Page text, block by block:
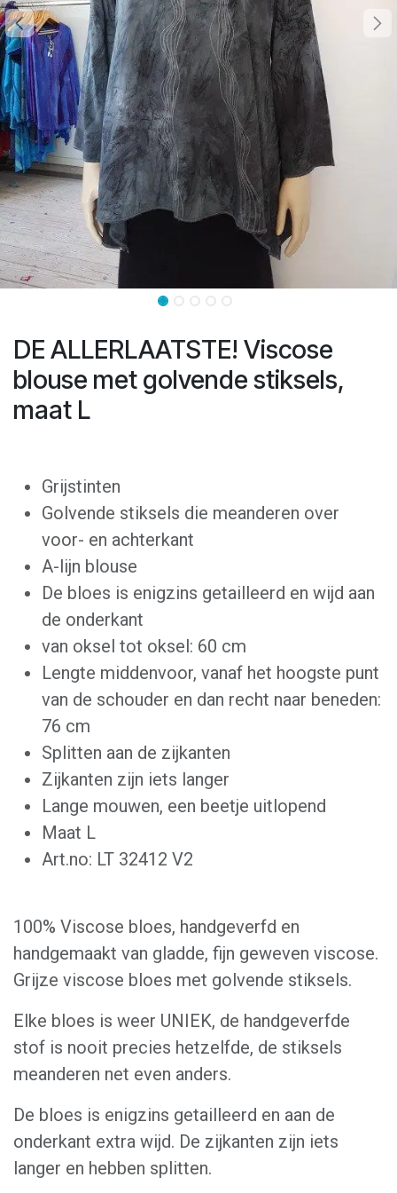
DE ALLERLAATSTE! Viscose
blouse met golvende stiksels,
maat L
Grijstinten
Golvende stiksels die meanderen over
voor- en achterkant
A-lijn blouse
De bloes is enigzins getailleerd en wijd aan
de onderkant
van oksel tot oksel: 60 cm
Lengte middenvoor, vanaf het hoogste punt
van de schouder en dan recht naar beneden:
76 cm
Splitten aan de zijkanten
Zijkanten zijn iets langer
Lange mouwen, een beetje uitlopend
Maat L
Art.no: LT 32412 V2
100% Viscose bloes, handgeverfd en
handgemaakt van gladde, fijn geweven viscose.
Grijze viscose bloes met golvende stiksels.
Elke bloes is weer UNIEK, de handgeverfde
stof is nooit precies hetzelfde, de stiksels
meanderen net even anders.
De bloes is enigzins getailleerd en aan de
onderkant extra wijd. De zijkanten zijn iets
langer en hebben splitten.